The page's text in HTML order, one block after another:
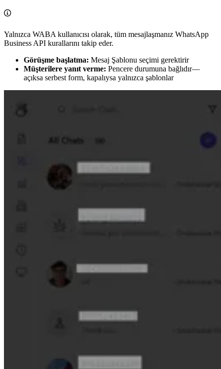
Yalnızca WABA kullanıcısı olarak, tüm mesajlaşmanız WhatsApp
Business API kurallarını takip eder.
Görüşme başlatma: Mesaj Şablonu seçimi gerektirir
Müşterilere yanıt verme: Pencere durumuna bağlıdır—
açıksa serbest form, kapalıysa yalnızca şablonlar